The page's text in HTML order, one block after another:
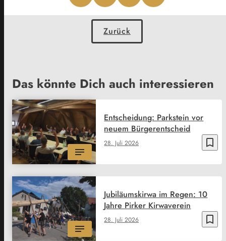
Zurück
Das könnte Dich auch interessieren
bookmark_border
28. Juli 2026
Entscheidung: Parkstein vor
neuem Bürgerentscheid
bookmark_border
28. Juli 2026
Jubiläumskirwa im Regen: 10
Jahre Pirker Kirwaverein